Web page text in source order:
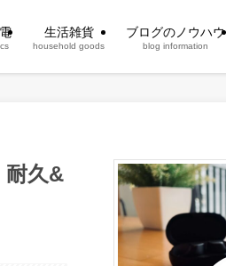
生活雑貨
household goods
ブログのノウハウ
blog information
耐久&